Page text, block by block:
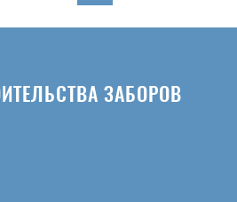
ЗАБОРОВ